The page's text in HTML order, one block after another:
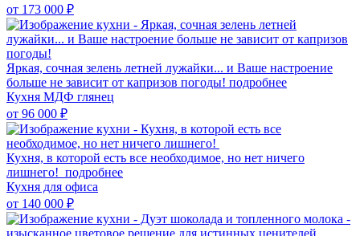
от 173 000 ₽
Яркая, сочная зелень летней лужайки... и Ваше настроение
больше не зависит от капризов погоды! подробнее
Кухня МДФ глянец
от 96 000 ₽
Кухня, в которой есть все необходимое, но нет ничего
лишнего! подробнее
Кухня для офиса
от 140 000 ₽